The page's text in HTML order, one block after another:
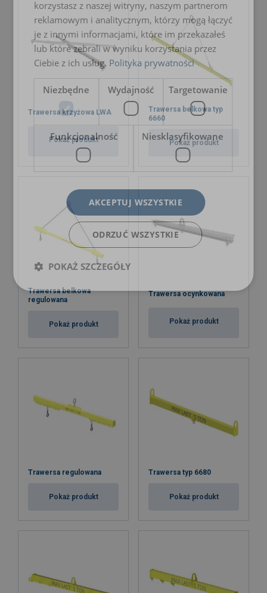
Dodatkowa informacja:
Trawersa krzyżowa LWA
Pokaż produkt
Trawersa belkowa typ
6660
Pokaż produkt
Trawersa belkowa
regulowana
Pokaż produkt
Trawersa ocynkowana
Pokaż produkt
Trawersa regulowana
Pokaż produkt
Trawersa typ 6680
Pokaż produkt
korzystasz z naszej witryny, naszym partnerom
reklamowym i analitycznym, którzy mogą łączyć
je z innymi informacjami, które im przekazałeś
lub które zebrali w wyniku korzystania przez
Ciebie z ich usług. Polityka prywatności
Niezbędne Wydajność Targetowanie
Funkcjonalność Niesklasyfikowane
AKCEPTUJ WSZYSTKIE
ODRZUĆ WSZYSTKIE
POKAŻ SZCZEGÓŁY